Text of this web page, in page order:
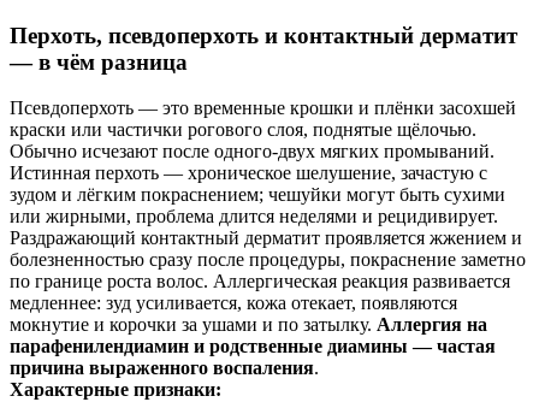
Перхоть, псевдоперхоть и контактный дерматит
— в чём разница
Псевдоперхоть — это временные крошки и плёнки засохшей
краски или частички рогового слоя, поднятые щёлочью.
Обычно исчезают после одного‑двух мягких промываний.
Истинная перхоть — хроническое шелушение, зачастую с
зудом и лёгким покраснением; чешуйки могут быть сухими
или жирными, проблема длится неделями и рецидивирует.
Раздражающий контактный дерматит проявляется жжением и
болезненностью сразу после процедуры, покраснение заметно
по границе роста волос. Аллергическая реакция развивается
медленнее: зуд усиливается, кожа отекает, появляются
мокнутие и корочки за ушами и по затылку. Аллергия на
парафенилендиамин и родственные диамины — частая
причина выраженного воспаления.
Характерные признаки: